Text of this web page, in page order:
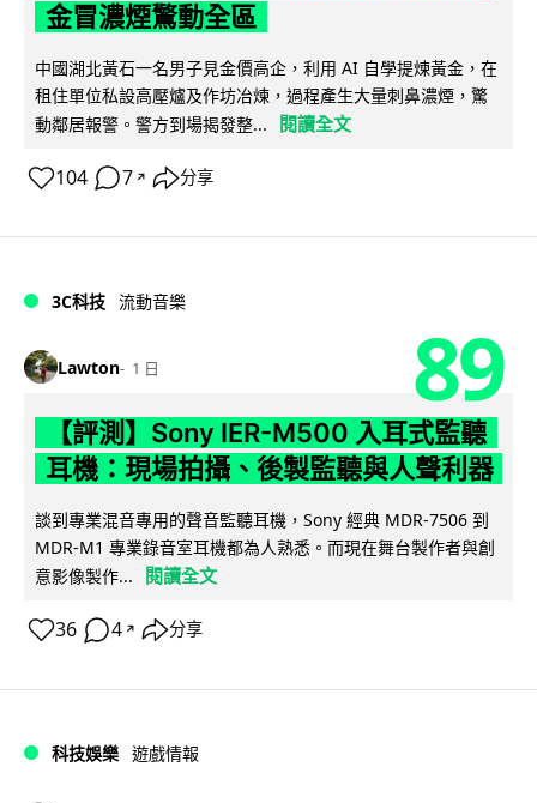
金冒濃煙驚動全區
中國湖北黃石一名男子見金價高企，利用 AI 自學提煉黃金，在
租住單位私設高壓爐及作坊冶煉，過程產生大量刺鼻濃煙，驚
動鄰居報警。警方到場揭發整...
閱讀全文
104 7 ↗ 分享
3C科技 流動音樂
Lawton 1 日 89
【評測】Sony IER-M500 入耳式監聽
耳機：現場拍攝、後製監聽與人聲利器
談到專業混音專用的聲音監聽耳機，Sony 經典 MDR-7506 到
MDR-M1 專業錄音室耳機都為人熟悉。而現在舞台製作者與創
意影像製作...
閱讀全文
36 4 ↗ 分享
科技娛樂 遊戲情報